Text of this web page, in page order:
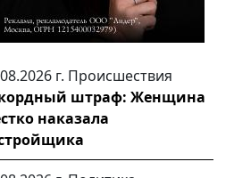
г. Происшествия
штраф: Женщина
наказала